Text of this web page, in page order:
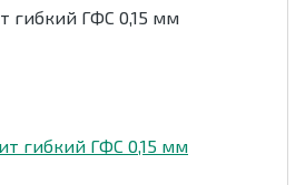
гибкий ГФС 0,15 мм